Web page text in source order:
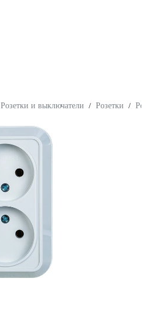
Розетки и выключатели / Розетки /